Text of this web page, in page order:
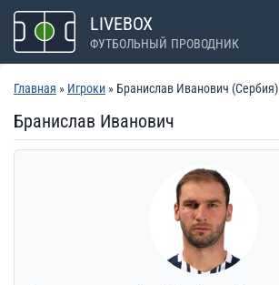
Перейти
содержимому
LIVEBOX
ФУТБОЛЬНЫЙ ПРОВОДНИК
Главная » Игроки » Бранислав Иванович (Сербия)
Бранислав Иванович